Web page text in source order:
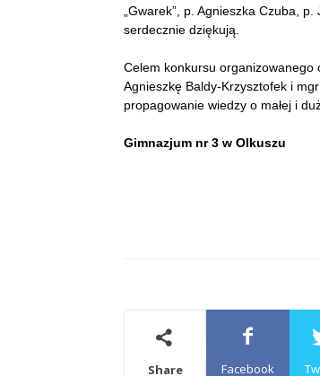
„Gwarek”, p. Agnieszka Czuba,
serdecznie dziękują.
Celem konkursu
Agnieszkę Baldy-Krzysztofek i
propagowanie wiedzy o małej i
Gimnazjum nr 3 w Olkuszu
Share Facebook